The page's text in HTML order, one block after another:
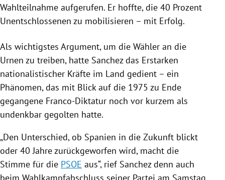
Wahlteilnahme aufgerufen. Er hoffte, die 40 Prozent
Unentschlossenen zu mobilisieren – mit Erfolg.
Als wichtigstes Argument, um die Wähler an die
Urnen zu treiben, hatte Sanchez das Erstarken
nationalistischer Kräfte im Land gedient – ein
Phänomen, das mit Blick auf die 1975 zu Ende
gegangene Franco-Diktatur noch vor kurzem als
undenkbar gegolten hatte.
„Den Unterschied, ob Spanien in die Zukunft blickt
oder 40 Jahre zurückgeworfen wird, macht die
Stimme für die PSOE aus“, rief Sanchez denn auch
beim Wahlkampfabschluss seiner Partei am Samstag.